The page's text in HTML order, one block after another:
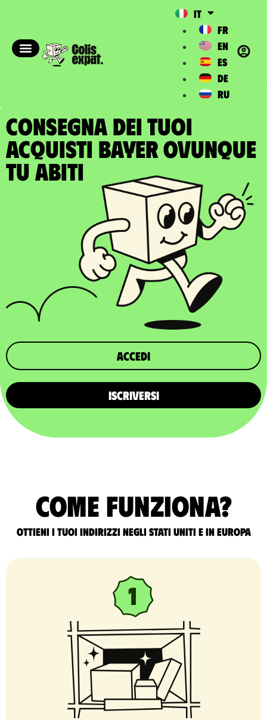
IT
FR
EN
ES
DE
RU
CONSEGNA DEI TUOI
ACQUISTI BAYER ovunque
tu abiti
Accedi
ISCRIVERSI
Come funziona?
Ottieni i tuoi indirizzi negli Stati Uniti e in Europa